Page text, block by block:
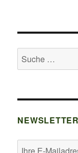
Suche
nach:
NEWSLETTER